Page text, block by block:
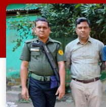
সোমবার দুপুরের দিকে
ও নির্বাহী
ভ্রাম্যমান আদালত
প্রদান করেন।
চিরাং বাজার […]